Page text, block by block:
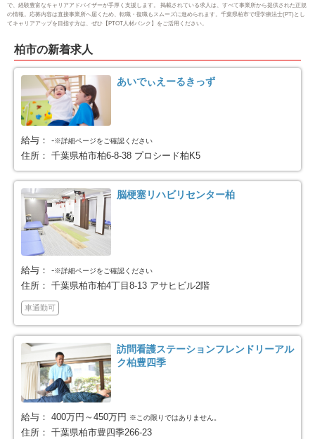
館山市 14 木更津市 20
松戸市 136
茂原市 22 成田市 15
佐倉市 49
旭市
柏市 122 勝浦市 1
市原市 51
八千代市 54
鴨川市 12 鎌ケ谷市
浦安市 46 四街道市 35
袖ケ浦市 11
印西市 白井市
で、経験豊富なキャリアアドバイザーが手厚く支援します。 掲載されている求人は、すべて事業所から提供された正規
の情報。応募内容は直接事業所へ届くため、転職・復職もスムーズに進められます。千葉県柏市で理学療法士(PT)とし
てキャリアアップを目指す方は、ぜひ【PTOT人材バンク】をご活用ください。
柏市の新着求人
あいでぃえーるきっず
給与： -※詳細ページをご確認ください
住所： 千葉県柏市柏6-8-38 プロシード柏K5
脳梗塞リハビリセンター柏
給与： -※詳細ページをご確認ください
住所： 千葉県柏市柏4丁目8-13 アサヒビル2階
車通勤可
訪問看護ステーションフレンドリーアル
ク柏豊四季
給与： 400万円～450万円 ※この限りではありません。
住所： 千葉県柏市豊四季266-23